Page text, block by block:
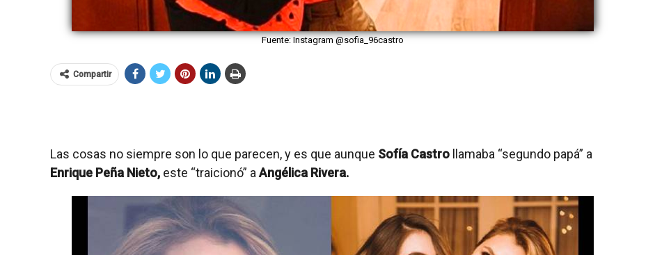
Fuente: Instagram @sofia_96castro
Compartir
Las cosas no siempre son lo que parecen, y es que aunque Sofía Castro llamaba “segundo papá” a
Enrique Peña Nieto, este “traicionó” a Angélica Rivera.